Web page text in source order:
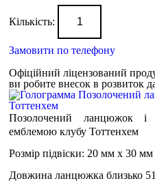
Кількість:
Замовити по телефону
Офіційний ліцензований
ви робите внесок в розвиток
Позолочений ланцюжок і
емблемою клубу Тоттенхем
Розмір підвіски: 20 мм х 30 мм
Довжина ланцюжка близько